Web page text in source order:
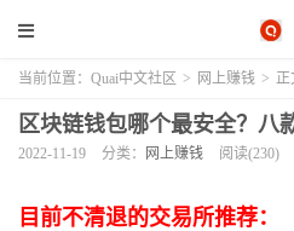
当前位置： Quai中文社区 > 网上赚钱 > 正
区块链钱包哪个最安全？八
2022-11-19 分类： 网上赚钱 阅读(230)
目前不清退的交易所推荐：